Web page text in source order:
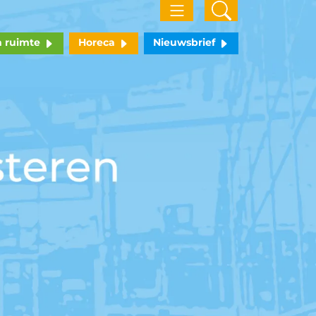
ruimte Horeca Nieuwsbrief